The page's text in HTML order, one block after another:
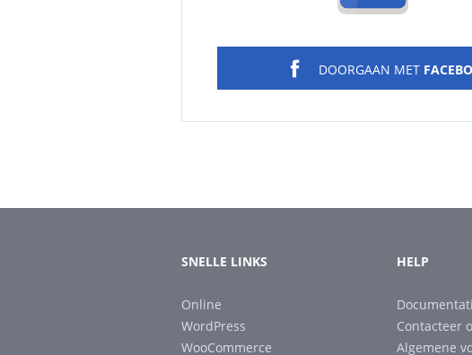
DOORGAAN MET
SNELLE LINKS
Online
WordPress
WooCommerce
HELP
Contacteer
Algemene